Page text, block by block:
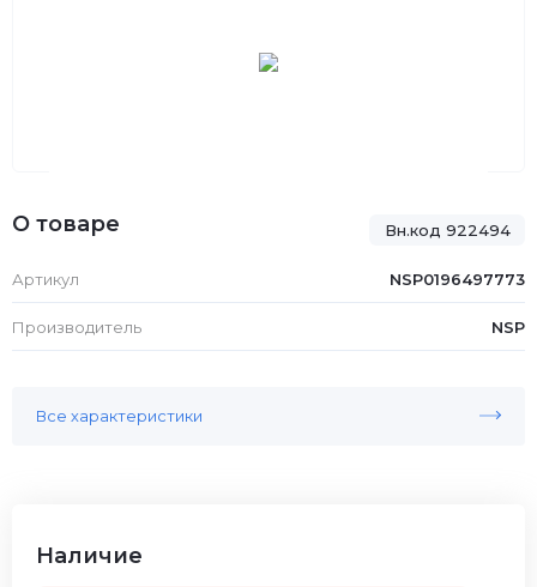
Вн.код 922494
О товаре
Артикул NSP0196497773
Производитель NSP
Все характеристики
Наличие